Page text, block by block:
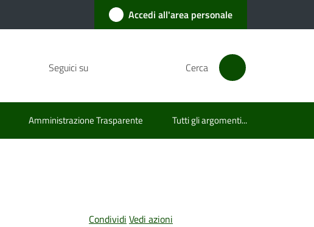
Accedi all'area personale
Seguici su Cerca
Amministrazione Trasparente Tutti gli argomenti...
Condividi Vedi azioni